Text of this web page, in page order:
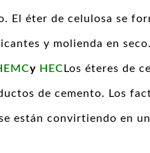
El éter de celulosa se
y molienda en seco.
y HEC Los éteres de
de cemento. Los
están convirtiendo en